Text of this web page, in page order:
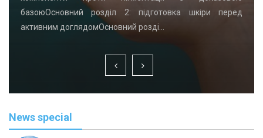
базоюОсновний розділ 2: підготовка шкіри перед
активним доглядомОсновний розді…
News special